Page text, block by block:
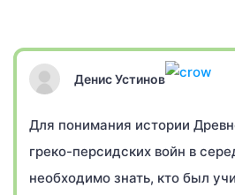
Денис Устинов
Для понимания истории
греко-персидских войн в
необходимо знать, кто был